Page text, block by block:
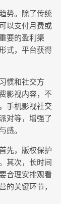
势。除了传统
以支付月费或
要的盈利渠
式，平台获得
惯和社交方
影视内容，不
手机影视社交
对等，增强了
感。
先，版权保护
其次，长时间
合理安排观看
的关键环节，